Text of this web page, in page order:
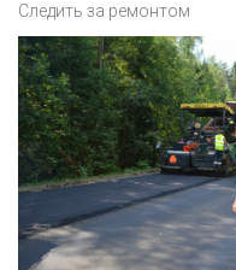
Следить за ремонтом